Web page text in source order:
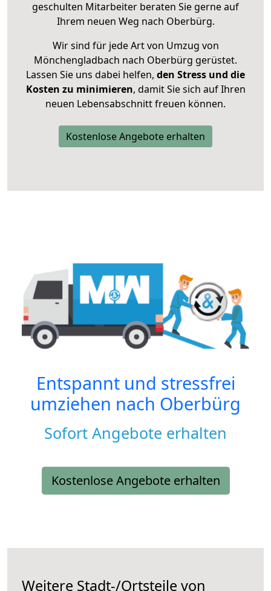
geschulten Mitarbeiter beraten Sie gerne auf
Ihrem neuen Weg nach Oberbürg.
Wir sind für jede Art von Umzug von
Mönchengladbach nach Oberbürg gerüstet.
Lassen Sie uns dabei helfen, den Stress und die
Kosten zu minimieren, damit Sie sich auf Ihren
neuen Lebensabschnitt freuen können.
Kostenlose Angebote erhalten
Entspannt und stressfrei
umziehen nach Oberbürg
Sofort Angebote erhalten
Kostenlose Angebote erhalten
Weitere Stadt-/Ortsteile von